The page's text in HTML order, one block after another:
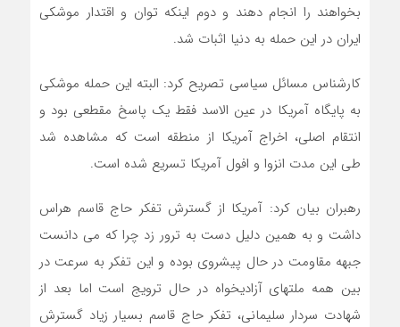
بخواهند را انجام دهند و دوم اینکه توان و اقتدار موشکی
ایران در این حمله به دنیا اثبات شد.
کارشناس مسائل سیاسی تصریح کرد: البته این حمله موشکی
به پایگاه آمریکا در عین الاسد فقط یک پاسخ مقطعی بود و
انتقام اصلی، اخراج آمریکا از منطقه است که مشاهده شد
طی این مدت انزوا و افول آمریکا تسریع شده است.
رهبران بیان کرد: آمریکا از گسترش تفکر حاج قاسم هراس
داشت و به همین دلیل دست به ترور زد چرا که می دانست
جبهه مقاومت در حال پیشروی بوده و این تفکر به سرعت در
بین همه ملتهای آزادیخواه در حال ترویج است اما بعد از
شهادت سردار سلیمانی، تفکر حاج قاسم بسیار زیاد گسترش